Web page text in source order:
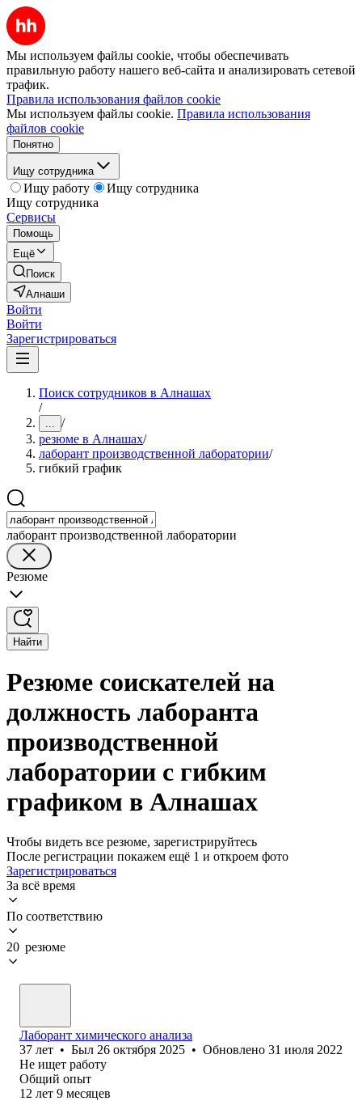
Мы используем файлы cookie, чтобы обеспечивать
правильную работу нашего веб-сайта и анализировать сетевой
трафик.
Правила использования файлов cookie
Мы используем файлы cookie. Правила использования
файлов cookie
Понятно
Ищу сотрудника
Ищу работу
Ищу сотрудника
Ищу сотрудника
Сервисы
Помощь
Ещё
Поиск
Алнаши
Войти
Войти
Зарегистрироваться
Поиск сотрудников в Алнашах
/
... /
резюме в Алнашах/
лаборант производственной лаборатории/
гибкий график
лаборант производственной лаборатории
Резюме
Найти
Резюме соискателей на
должность лаборанта
производственной
лаборатории с гибким
графиком в Алнашах
Чтобы видеть все резюме, зарегистрируйтесь
После регистрации покажем ещё 1 и откроем фото
Зарегистрироваться
За всё время
По соответствию
20 резюме
Лаборант химического анализа
37 лет • Был 26 октября 2025 • Обновлено 31 июля 2022
Не ищет работу
Общий опыт
12 лет 9 месяцев